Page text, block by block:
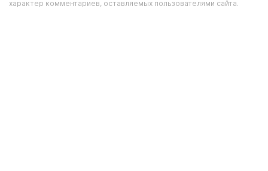
характер комментариев, оставляемых пользователями сайта.